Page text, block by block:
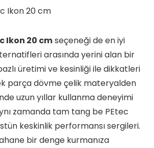
Ikon 20 cmseçeneği de en iyi
arasında yerini alan bir
üretimi ve kesinliği ile dikkatleri
parça dövme çelik materyalden
uzun yıllar kullanma deneyimi
zamanda tam tang be PEtec
keskinlik performansı sergileri.
bir denge kurmanıza